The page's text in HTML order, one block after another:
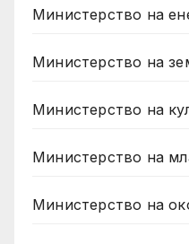
Министерство на
Министерство на
Министерство на
Министерство на
Министерство на